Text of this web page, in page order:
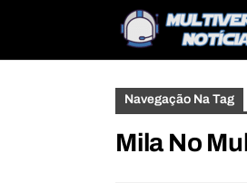
Navegação Na Tag
Mila No